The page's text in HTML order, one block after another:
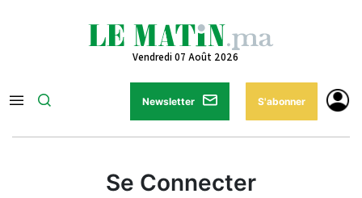
Vendredi 07 Août 2026
Newsletter S'abonner
Se Connecter